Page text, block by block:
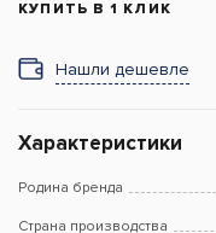
КУПИТЬ В 1 КЛИК
Нашли дешевле
Характеристики
Родина бренда
Страна производства